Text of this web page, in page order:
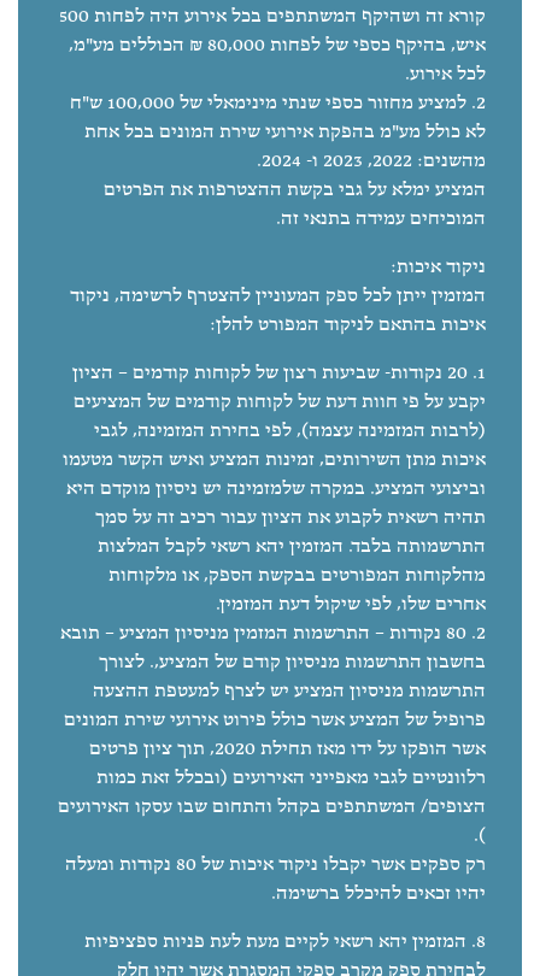
קורא זה ושהיקף המשתתפים בכל אירוע היה לפחות 500
איש, בהיקף כספי של לפחות 80,000 ₪ הכוללים מע"מ,
לכל אירוע.
למציע מחזור כספי שנתי מינימאלי של 100,000 ש"ח
לא כולל מע"מ בהפקת אירועי שירת המונים בכל אחת
מהשנים: 2022, 2023 ו- 2024.
המציע ימלא על גבי בקשת ההצטרפות את הפרטים
המוכיחים עמידה בתנאי זה.
ניקוד איכות:
המזמין ייתן לכל ספק המעוניין להצטרף לרשימה, ניקוד
איכות בהתאם לניקוד המפורט להלן:
20 נקודות- שביעות רצון של לקוחות קודמים – הציון
יקבע על פי חוות דעת של לקוחות קודמים של המציעים
(לרבות המזמינה עצמה), לפי בחירת המזמינה, לגבי
איכות מתן השירותים, זמינות המציע ואיש הקשר מטעמו
וביצועי המציע. במקרה שלמזמינה יש ניסיון מוקדם היא
תהיה רשאית לקבוע את הציון עבור רכיב זה על סמך
התרשמותה בלבד. המזמין יהא רשאי לקבל המלצות
מהלקוחות המפורטים בבקשת הספק, או מלקוחות
אחרים שלו, לפי שיקול דעת המזמין.
80 נקודות – התרשמות המזמין מניסיון המציע – תובא
בחשבון התרשמות מניסיון קודם של המציע,. לצורך
התרשמות מניסיון המציע יש לצרף למעטפת ההצעה
פרופיל של המציע אשר כולל פירוט אירועי שירת המונים
אשר הופקו על ידו מאז תחילת 2020, תוך ציון פרטים
רלוונטיים לגבי מאפייני האירועים (ובכלל זאת כמות
הצופים/ המשתתפים בקהל והתחום שבו עסקו האירועים
).
רק ספקים אשר יקבלו ניקוד איכות של 80 נקודות ומעלה
יהיו זכאים להיכלל ברשימה.
המזמין יהא רשאי לקיים מעת לעת פניות ספציפיות
לבחירת ספק מקרב ספקי המסגרת אשר יהיו חלק